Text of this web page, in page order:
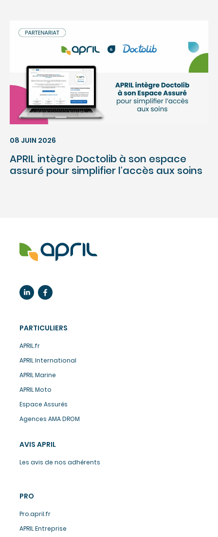
08 JUIN 2026
APRIL intègre Doctolib à son espace
assuré pour simplifier l’accès aux soins
PARTICULIERS
APRIL.fr
APRIL International
APRIL Marine
APRIL Moto
Espace Assurés
Agences AMA DROM
AVIS APRIL
Les avis de nos adhérents
PRO
Pro.april.fr
APRIL Entreprise